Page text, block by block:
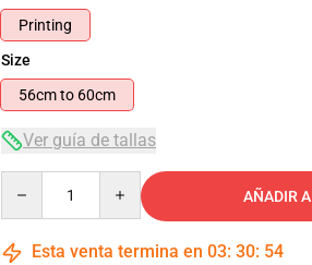
Printing
Size
56cm to 60cm
Ver guía de tallas
AÑADIR
Esta venta termina en 03: 30: 53